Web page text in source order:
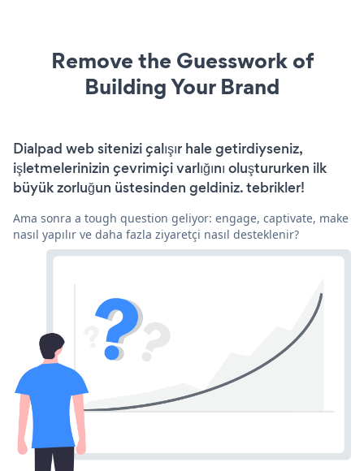
Remove the Guesswork of
Building Your Brand
Dialpad web sitenizi çalışır hale getirdiyseniz,
işletmelerinizin çevrimiçi varlığını oluştururken ilk
büyük zorluğun üstesinden geldiniz. tebrikler!
Ama sonra a tough question geliyor: engage, captivate, make
nasıl yapılır ve daha fazla ziyaretçi nasıl desteklenir?